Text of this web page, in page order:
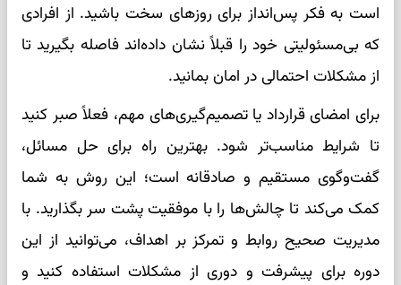
است به فکر پس‌انداز برای روزهای سخت باشید. از افرادی
که بی‌مسئولیتی خود را قبلاً نشان داده‌اند فاصله بگیرید تا
از مشکلات احتمالی در امان بمانید.
برای امضای قرارداد یا تصمیم‌گیری‌های مهم، فعلاً صبر کنید
تا شرایط مناسب‌تر شود. بهترین راه برای حل مسائل،
گفت‌وگوی مستقیم و صادقانه است؛ این روش به شما
کمک می‌کند تا چالش‌ها را با موفقیت پشت سر بگذارید. با
مدیریت صحیح روابط و تمرکز بر اهداف، می‌توانید از این
دوره برای پیشرفت و دوری از مشکلات استفاده کنید و